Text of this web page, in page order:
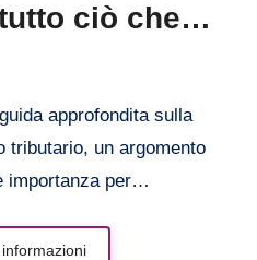
ciò che
approfondita sulla
tributario, un argomento
importanza per…